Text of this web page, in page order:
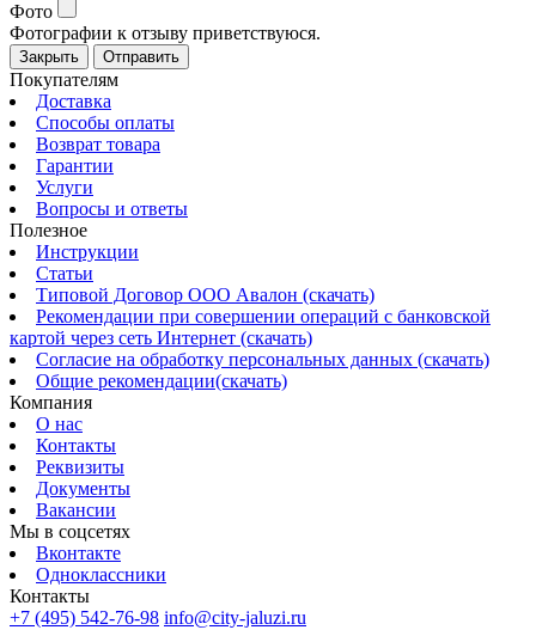
Фото
Фотографии к отзыву приветствуюся.
Закрыть Отправить
Покупателям
Доставка
Способы оплаты
Возврат товара
Гарантии
Услуги
Вопросы и ответы
Полезное
Инструкции
Статьи
Типовой Договор ООО Авалон (скачать)
Рекомендации при совершении операций с банковской
картой через сеть Интернет (скачать)
Согласие на обработку персональных данных (скачать)
Общие рекомендации(скачать)
Компания
О нас
Контакты
Реквизиты
Документы
Вакансии
Мы в соцсетях
Вконтакте
Одноклассники
Контакты
+7 (495) 542-76-98 info@city-jaluzi.ru